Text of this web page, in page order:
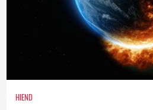
HIEND